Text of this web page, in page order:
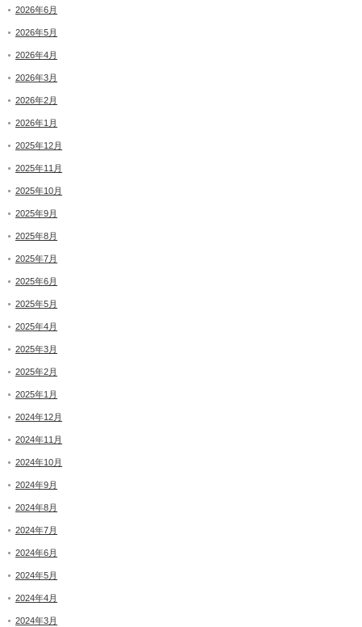
2026年6月
2026年5月
2026年4月
2026年3月
2026年2月
2026年1月
2025年12月
2025年11月
2025年10月
2025年9月
2025年8月
2025年7月
2025年6月
2025年5月
2025年4月
2025年3月
2025年2月
2025年1月
2024年12月
2024年11月
2024年10月
2024年9月
2024年8月
2024年7月
2024年6月
2024年5月
2024年4月
2024年3月